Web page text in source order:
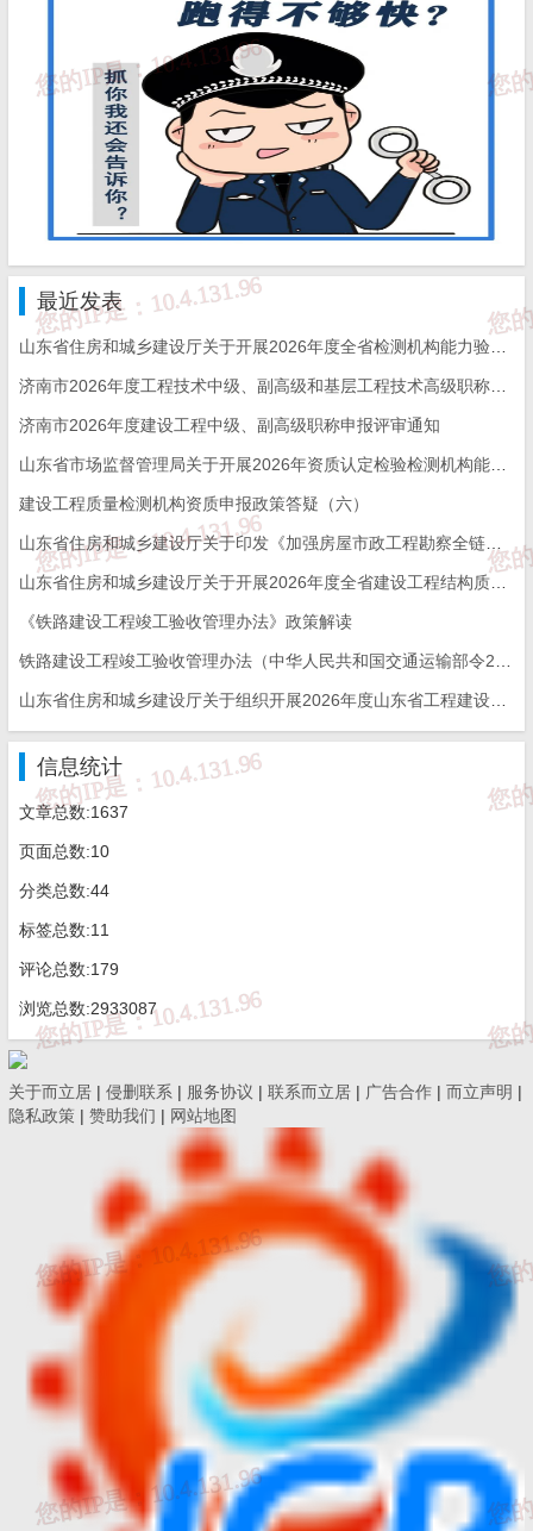
最近发表
济南市2026年度建设工程中级、副高级职称申报评审通知
建设工程质量检测机构资质申报政策答疑（六）
《铁路建设工程竣工验收管理办法》政策解读
信息统计
文章总数:1637
页面总数:10
分类总数:44
标签总数:11
评论总数:179
浏览总数:2933087
关于而立居 | 侵删联系 | 服务协议 | 联系而立居 | 广告合作 | 而立声明 |
隐私政策 | 赞助我们 | 网站地图